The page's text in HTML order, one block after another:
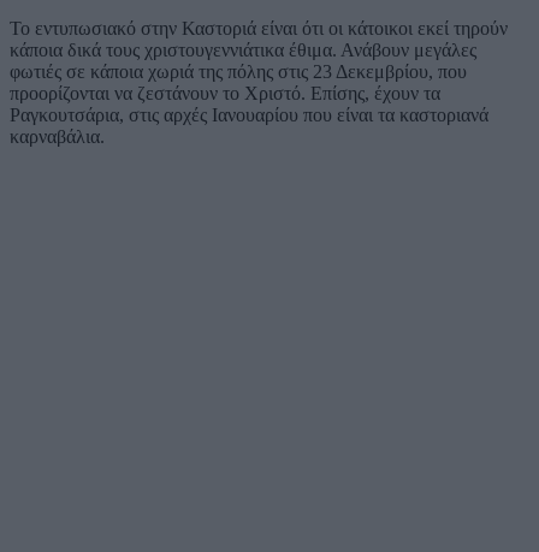
Το εντυπωσιακό στην Καστοριά είναι ότι οι κάτοικοι εκεί τηρούν
κάποια δικά τους χριστουγεννιάτικα έθιμα. Ανάβουν μεγάλες
φωτιές σε κάποια χωριά της πόλης στις 23 Δεκεμβρίου, που
προορίζονται να ζεστάνουν το Χριστό. Επίσης, έχουν τα
Ραγκουτσάρια, στις αρχές Ιανουαρίου που είναι τα καστοριανά
καρναβάλια.